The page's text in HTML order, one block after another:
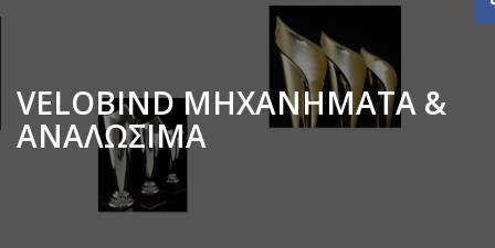
VELOBIND ΜΗΧΑΝΗΜΑΤΑ &
ΑΝΑΛΩΣΙΜΑ